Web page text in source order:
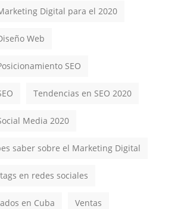
Digital para el 2020
Web
SEO
Tendencias en SEO 2020
Media 2020
saber sobre el Marketing Digital
en redes sociales
en Cuba Ventas